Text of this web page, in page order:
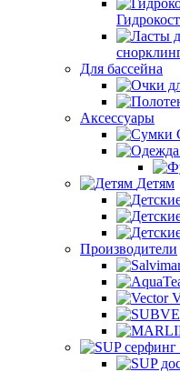
Для бассейна
Аксессуары
Детям
Производители